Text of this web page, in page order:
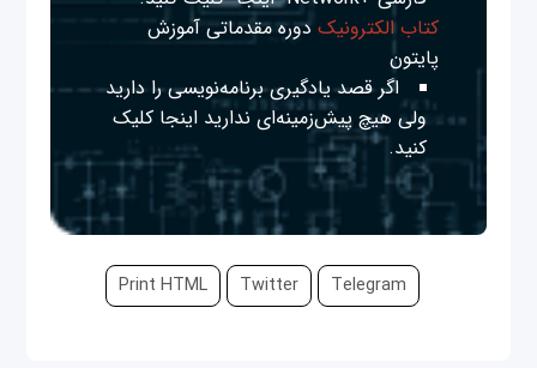
کتاب الکترونیک دوره مقدماتی آموزش
پایتون
اگر قصد یادگیری برنامه‌نویسی را دارید
ولی هیچ پیش‌زمینه‌ای نداریداینجا کلیک
کنید.
Telegram
Twitter
Print HTML